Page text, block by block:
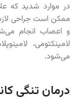
در موارد شدید که
ممکن است جراحی
و اعصاب انجام
لامینکتومی،
می‌شود.
درمان تنگی